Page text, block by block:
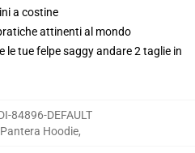
a costine
attinenti al mondo
le tue felpe saggy andare 2 taglie in
84896-DEFAULT
Pantera Hoodie,